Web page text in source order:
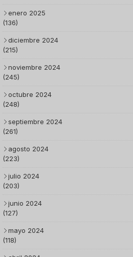
enero 2025
(136)
diciembre 2024
(215)
noviembre 2024
(245)
octubre 2024
(248)
septiembre 2024
(261)
agosto 2024
(223)
julio 2024
(203)
junio 2024
(127)
mayo 2024
(118)